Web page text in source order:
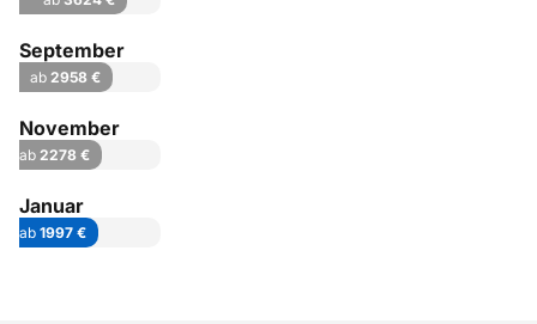
September
ab2958 €
November
ab 2278 €
Januar
ab 1997 €